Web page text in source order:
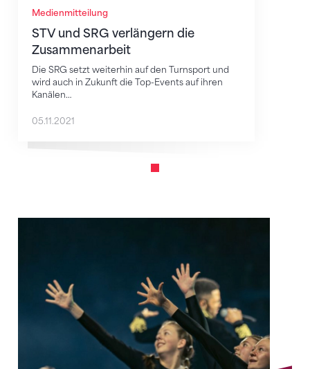
Medienmitteilung
STV und SRG verlängern die
Zusammenarbeit
Die SRG setzt weiterhin auf den Turnsport und
wird auch in Zukunft die Top-Events auf ihren
Kanälen…
05.11.2021